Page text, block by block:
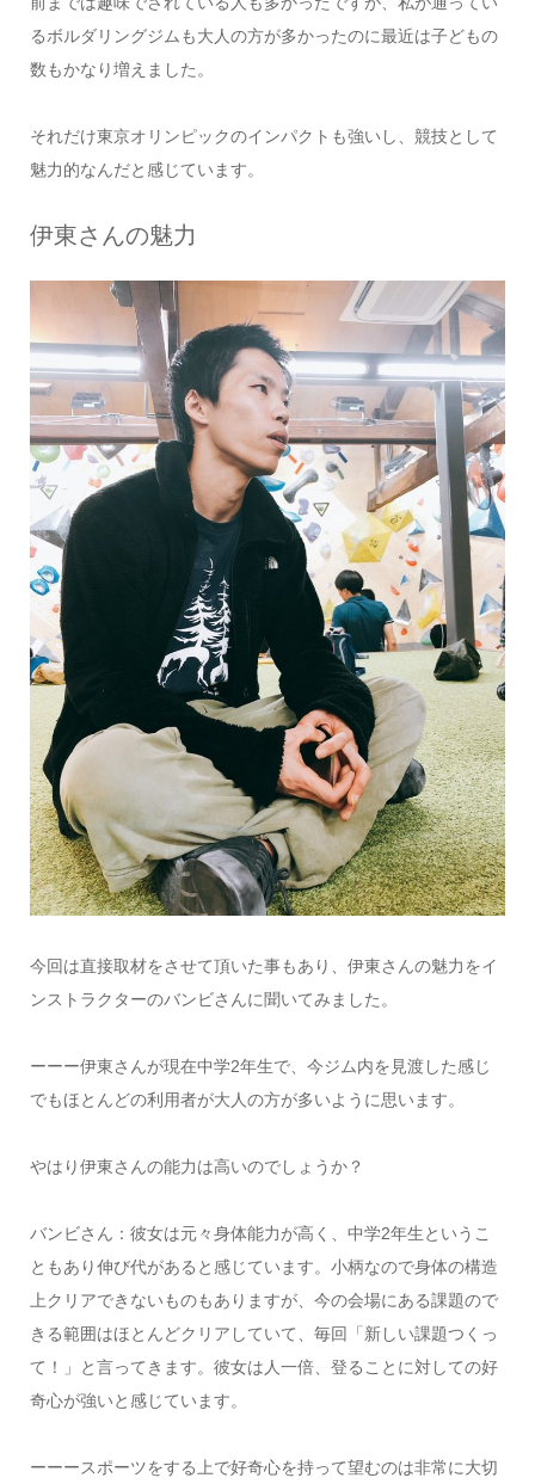
るボルダリングジムも大人の方が多かったのに最近は子どもの
数もかなり増えました。
それだけ東京オリンピックのインパクトも強いし、競技として
魅力的なんだと感じています。
伊東さんの魅力
今回は直接取材をさせて頂いた事もあり、伊東さんの魅力をイ
ンストラクターのバンビさんに聞いてみました。
ーーー伊東さんが現在中学2年生で、今ジム内を見渡した感じ
でもほとんどの利用者が大人の方が多いように思います。
やはり伊東さんの能力は高いのでしょうか？
バンビさん：彼女は元々身体能力が高く、中学2年生というこ
ともあり伸び代があると感じています。小柄なので身体の構造
上クリアできないものもありますが、今の会場にある課題ので
きる範囲はほとんどクリアしていて、毎回「新しい課題つくっ
て！」と言ってきます。彼女は人一倍、登ることに対しての好
奇心が強いと感じています。
ーーースポーツをする上で好奇心を持って望むのは非常に大切